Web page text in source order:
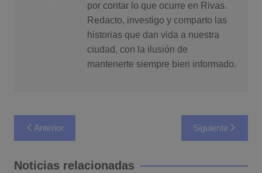
por contar lo que ocurre en Rivas.
Redacto, investigo y comparto las
historias que dan vida a nuestra
ciudad, con la ilusión de
mantenerte siempre bien informado.
Navegación
de
entradas
Anterior Siguiente
Noticias relacionadas